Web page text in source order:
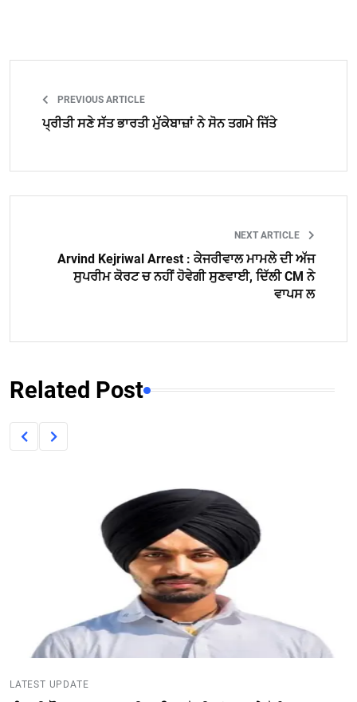
PREVIOUS ARTICLE
ਪ੍ਰੀਤੀ ਸਣੇ ਸੱਤ ਭਾਰਤੀ ਮੁੱਕੇਬਾਜ਼ਾਂ ਨੇ ਸੋਨ ਤਗਮੇ ਜਿੱਤੇ
NEXT ARTICLE
Arvind Kejriwal Arrest : ਕੇਜਰੀਵਾਲ ਮਾਮਲੇ ਦੀ ਅੱਜ
ਸੁਪਰੀਮ ਕੋਰਟ ਚ ਨਹੀਂ ਹੋਵੇਗੀ ਸੁਣਵਾਈ, ਦਿੱਲੀ CM ਨੇ
ਵਾਪਸ ਲ
Related Post
LATEST UPDATE